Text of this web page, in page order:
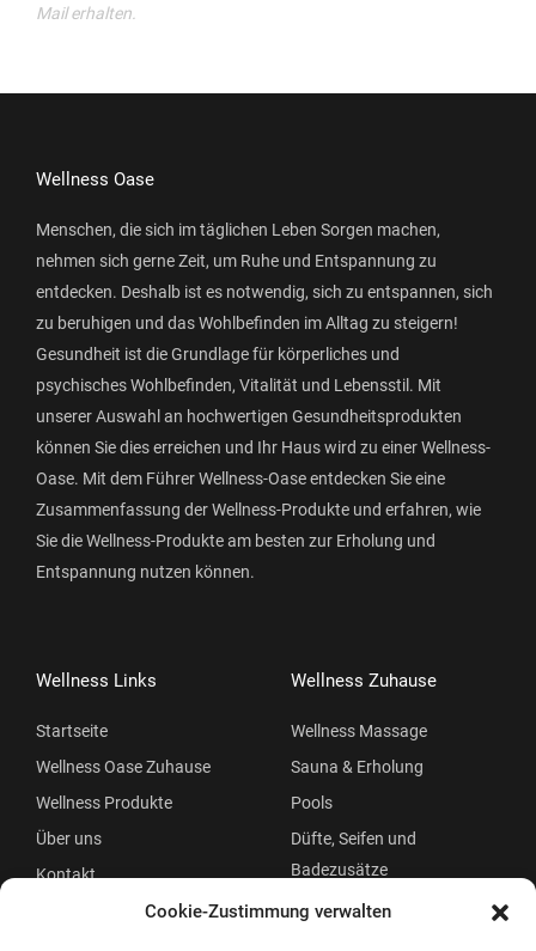
Cookie-Zustimmung verwalten
Mail erhalten.
Wellness Oase
Menschen, die sich im täglichen Leben Sorgen machen,
nehmen sich gerne Zeit, um Ruhe und Entspannung zu
entdecken. Deshalb ist es notwendig, sich zu entspannen, sich
zu beruhigen und das Wohlbefinden im Alltag zu steigern!
Gesundheit ist die Grundlage für körperliches und
psychisches Wohlbefinden, Vitalität und Lebensstil. Mit
unserer Auswahl an hochwertigen Gesundheitsprodukten
können Sie dies erreichen und Ihr Haus wird zu einer Wellness-
Oase. Mit dem Führer Wellness-Oase entdecken Sie eine
Zusammenfassung der Wellness-Produkte und erfahren, wie
Sie die Wellness-Produkte am besten zur Erholung und
Entspannung nutzen können.
Wellness Links
Startseite
Wellness Oase Zuhause
Wellness Produkte
Über uns
Kontakt
Wellness Zuhause
Wellness Massage
Sauna & Erholung
Pools
Düfte, Seifen und
Badezusätze
Beauty